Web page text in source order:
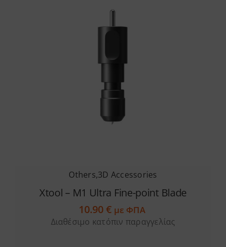
Others,3D Accessories
Xtool – M1 Ultra Fine-point Blade
10.90€ με ΦΠΑ
Διαθέσιμο κατόπιν παραγγελίας